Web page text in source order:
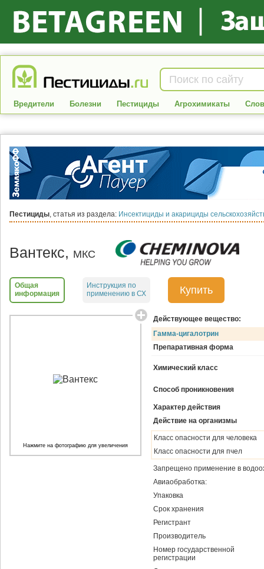
Вредители Болезни Пестициды Агрохимикаты
Пестициды, статья из раздела: Инсектициды и акарициды
Вантекс, МКС
Общая
информация
Инструкция по
применению в СХ
Купить
Действующее вещество:
Гамма-цигалотрин
Препаративная форма
Химический класс
Способ проникновения
Характер действия
Действие на организмы
Класс опасности для человека
Класс опасности для пчел
Запрещено применение в
Авиаобработка:
Упаковка
Срок хранения
Регистрант
Производитель
Номер государственной
регистрации
Нажмите на фотографию для увеличения